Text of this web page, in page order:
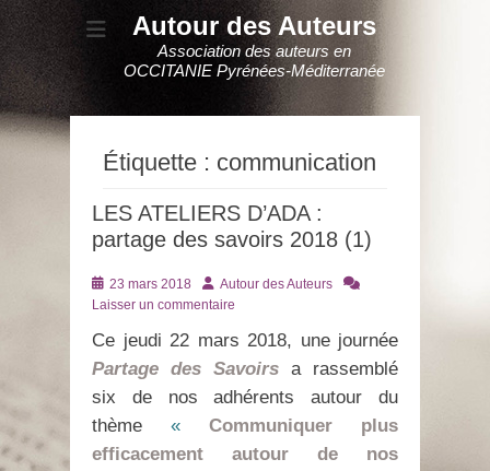
Autour des Auteurs
Association des auteurs en
OCCITANIE Pyrénées-Méditerranée
Étiquette : communication
LES ATELIERS D’ADA :
partage des savoirs 2018 (1)
Posté
le
23 mars 2018 AuteurAutour des Auteurs
Laisser un commentaire
Ce jeudi 22 mars 2018, une journée
Partage des Savoirs a rassemblé
six de nos adhérents autour du
thème « Communiquer plus
efficacement autour de nos